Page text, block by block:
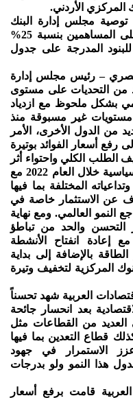
المركزي الأردني.
توصية مجلس إدارة البنك
العربي ش م ع بتوزيع أرباح نقدية على المساهمين بنسبة 25%
للبنود المدرجة على جدول
– رئيس مجلس إدارة
2022 شهد العديد من التحديات على مستوى
بشكل ملحوظ مع ازدياد
مستويات غير مسبوقة منذ
من الدول الأخرى، الأمر
رفع أسعار الفوائد بوتيرة
الطلب الكلي واحتواء أثر
التضخم. كما تفاقمت المخاطر الجيوسياسية خلال العام 2022 مع
المختلفة بما فيها
عن الاستثمار خاصة في
النمو العالمي. ومع نهاية
التحسن والحد من تباطؤ
إعادة انفتاح الأنشطة
بالإضافة إلى بداية
المركزية لتخفيف وتيرة
العربية شهد تحسناً
بعد انحسار جائحة
العديد من القطاعات مثل
قطاع التعدين بما فيها
الاستمرار في جهود
هذا النمو ولو بدرجات
قامت برفع أسعار